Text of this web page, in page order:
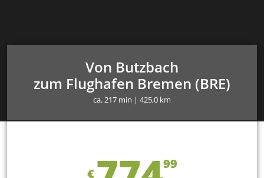
Von Butzbach
zum Flughafen Bremen (BRE)
ca. 217 min | 425,0 km
€
99